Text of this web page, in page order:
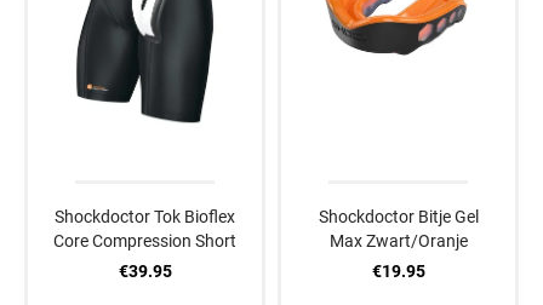
Shockdoctor Tok Bioflex
Core Compression Short
€39.95
Shockdoctor Bitje Gel
Max Zwart/Oranje
€19.95